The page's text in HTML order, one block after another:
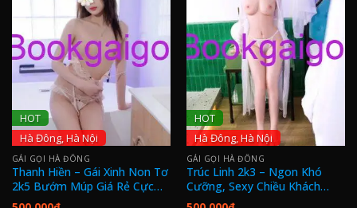
HOT
Hà Đông, Hà Nội
GÁI GỌI HÀ ĐÔNG
Thanh Hiền – Gái Xinh Non Tơ
2k5 Bướm Múp Giá Rẻ Cực
Chất
HOT
Hà Đông, Hà Nội
GÁI GỌI HÀ ĐÔNG
Trúc Linh 2k3 – Ngon Khó
Cưỡng, Sexy Chiều Khách
Thỏa Thích Tại Hà Đô,g Hà